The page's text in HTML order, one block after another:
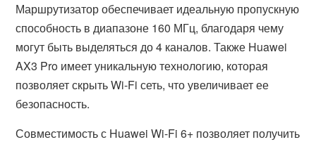
Маршрутизатор обеспечивает идеальную пропускную
способность в диапазоне 160 МГц, благодаря чему
могут быть выделяться до 4 каналов. Также Huawei
AX3 Pro имеет уникальную технологию, которая
позволяет скрыть Wi-Fi сеть, что увеличивает ее
безопасность.
Совместимость с Huawei Wi-Fi 6+ позволяет получить